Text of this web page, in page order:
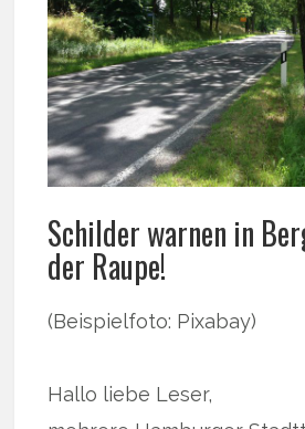
Schilder warnen in
der Raupe!
(Beispielfoto: Pixabay)
Hallo liebe Leser,